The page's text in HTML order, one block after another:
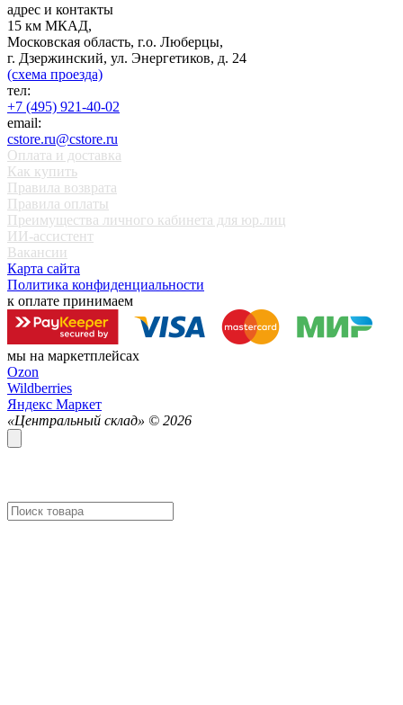
адрес и контакты
15 км МКАД,
Московская область, г.о. Люберцы,
г. Дзержинский, ул. Энергетиков, д. 24
(схема проезда)
тел:
+7 (495) 921-40-02
email:
cstore.ru@cstore.ru
Оплата и доставка
Как купить
Правила возврата
Правила оплаты
Преимущества личного кабинета для юр.лиц
ИИ-ассистент
Вакансии
Карта сайта
Политика конфиденциальности
к оплате принимаем
мы на маркетплейсах
Ozon
Wildberries
Яндекс Маркет
«Центральный склад» © 2026